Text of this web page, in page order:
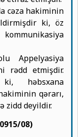
cəza hakiminin
ki, öz
Appelyasiya
rədd etmişdir.
həbsxana
qərarı,
zidd deyildir.
08)